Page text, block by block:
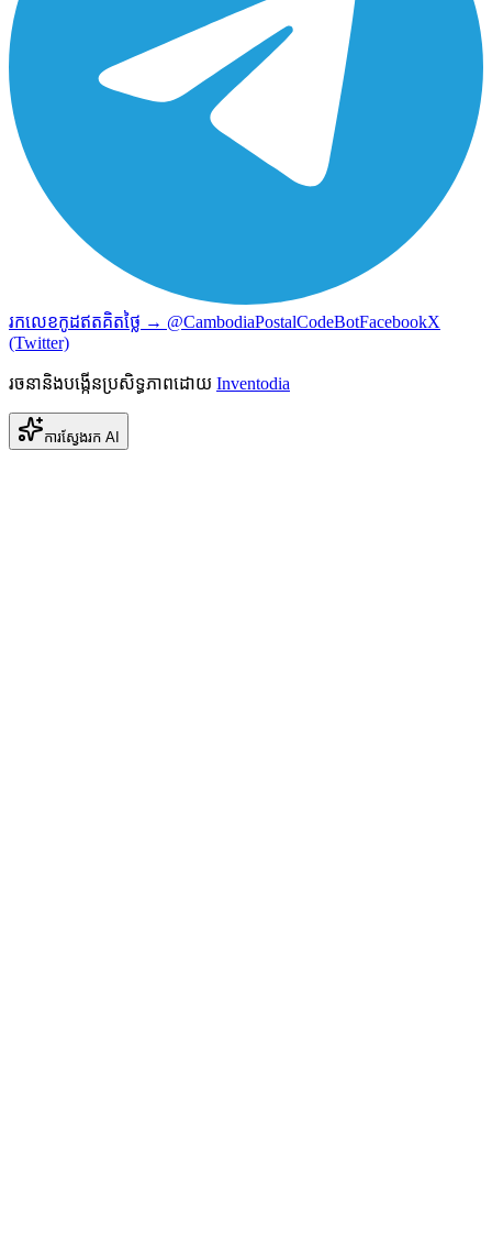
រកលេខកូដឥតគិតថ្លៃ → @CambodiaPostalCodeBotFacebookX
(Twitter)
រចនានិងបង្កើនប្រសិទ្ធភាពដោយ Inventodia
ការស្វែងរក AI